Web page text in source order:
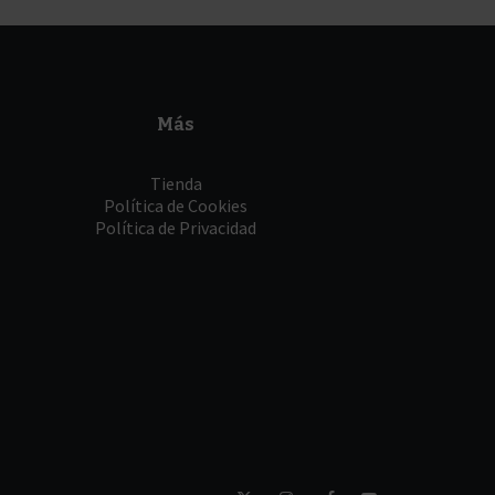
Más
Tienda
Política de Cookies
Política de Privacidad